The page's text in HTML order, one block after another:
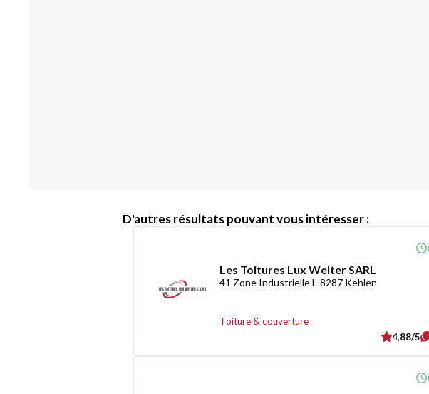
D'autres résultats pouvant vous intéresser :
Les Toitures Lux Welter SARL
41 Zone Industrielle L-8287 Kehlen
Toiture & couverture
4,88/5